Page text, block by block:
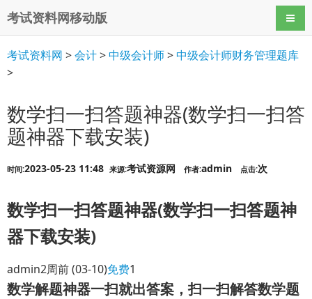
考试资料网移动版 导航
考试资料网 >会计>中级会计师>中级会计师财务管理题库
>
数学扫一扫答题神器(数学扫一扫答
题神器下载安装)
时间:2023-05-23 11:48 来源:考试资源网 作者:admin 点击:次
数学扫一扫答题神器(数学扫一扫答题神
器下载安装)
admin2周前(03-10)免费1
数学解题神器一扫就出答案，扫一扫解答数学题